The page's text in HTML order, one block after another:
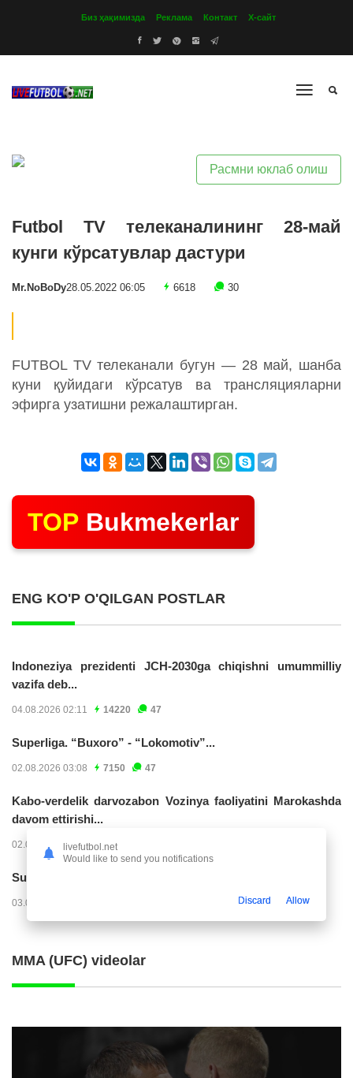
Биз ҳақимизда Реклама Контакт Х-сайт
Расмни юклаб олиш
Futbol TV телеканалининг 28-май
кунги кўрсатувлар дастури
Mr.NoBoDy28.05.2022 06:05 6618 30
FUTBOL TV телеканали бугун — 28 май, шанба
куни қуйидаги кўрсатув ва трансляцияларни
эфирга узатишни режалаштирган.
TOP Bukmekerlar
ENG KO'P O'QILGAN POSTLAR
Indoneziya prezidenti JCH-2030ga chiqishni umummilliy
vazifa deb...
04.08.2026 02:11 14220 47
Superliga. “Buxoro” - “Lokomotiv”...
02.08.2026 03:08 7150 47
Kabo-verdelik darvozabon Vozinya faoliyatini Marokashda
davom ettirishi...
02.08.2026 01:08 3900
Superliga. "Dinamo" – "Neftchi" (matnli...
03.08.2026 20:32
MMA (UFC) videolar
livefutbol.net
Would like to send you notifications
Discard Allow